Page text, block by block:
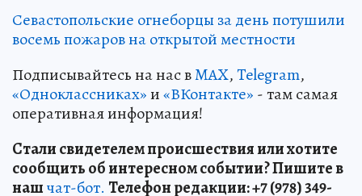
Севастопольские огнеборцы за день потушили
восемь пожаров на открытой местности
Подписывайтесь на нас вMAX,Telegram,
«Одноклассниках»и«ВКонтакте» - там самая
оперативная информация!
Стали свидетелем происшествия или хотите
сообщить об интересном событии? Пишите в
нашчат-бот. Телефон редакции: +7 (978) 349-